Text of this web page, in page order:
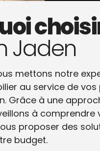
Jaden
mettons notre
au service de vos
Grâce à une
à comprendre
proposer des
budget.